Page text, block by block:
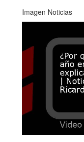
Imagen Noticias